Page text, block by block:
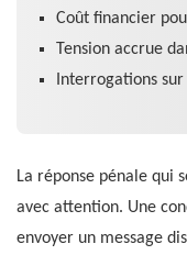
Coût financier
Tension accrue
Interrogations
La réponse pénale qui
avec attention. Une
envoyer un message